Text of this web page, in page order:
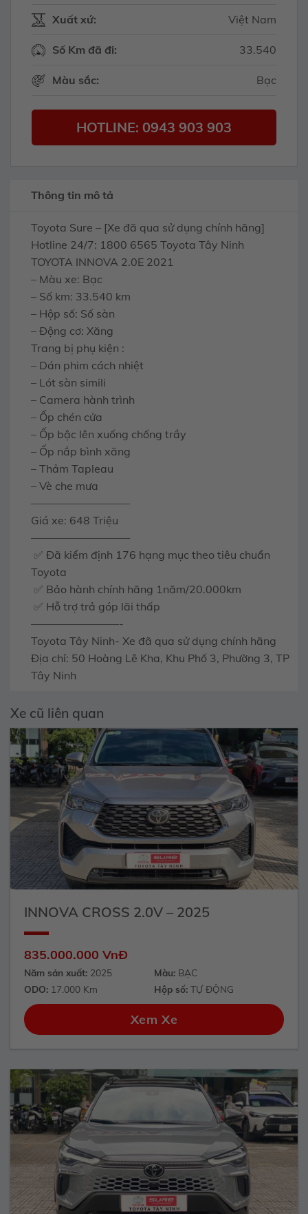
Xuất xứ: Việt Nam
Số Km đã đi: 33.540
Màu sắc: Bạc
HOTLINE: 0943 903 903
Thông tin mô tả
Toyota Sure – [Xe đã qua sử dụng chính hãng]
Hotline 24/7: 1800 6565 Toyota Tây Ninh
TOYOTA INNOVA 2.0E 2021
– Màu xe: Bạc
– Số km: 33.540 km
– Hộp số: Số sàn
– Động cơ: Xăng
Trang bị phụ kiện :
– Dán phim cách nhiệt
– Lót sàn simili
– Camera hành trình
– Ốp chén cửa
– Ốp bậc lên xuống chống trầy
– Ốp nắp bình xăng
– Thảm Tapleau
– Vè che mưa
—————————
Giá xe: 648 Triệu
—————————
✅ Đã kiểm định 176 hạng mục theo tiêu chuẩn
Toyota
✅ Bảo hành chính hãng 1năm/20.000km
✅ Hỗ trợ trả góp lãi thấp
————————-
Toyota Tây Ninh- Xe đã qua sử dụng chính hãng
Địa chỉ: 50 Hoàng Lê Kha, Khu Phố 3, Phường 3, TP
Tây Ninh
Xe cũ liên quan
INNOVA CROSS 2.0V – 2025
835.000.000 VnĐ
Năm sản xuất:2025 Màu: BẠC
ODO:17.000 Km Hộp số: TỰ ĐỘNG
Xem Xe